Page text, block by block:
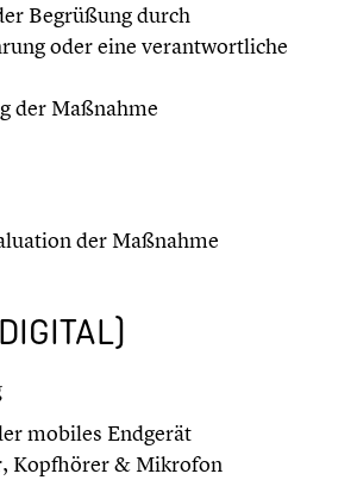
Begrüßung durch
oder eine verantwortliche
der Maßnahme
der Maßnahme
mobiles Endgerät
Kopfhörer & Mikrofon